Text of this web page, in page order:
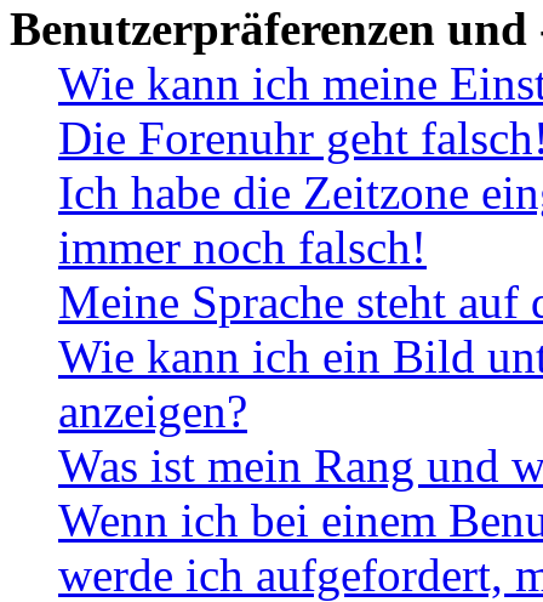
Benutzerpräferenzen und
Wie kann ich meine
Die Forenuhr geht
Ich habe die Zeitzone
immer noch falsch!
Meine Sprache steht
Wie kann ich ein Bild
anzeigen?
Was ist mein Rang und
Wenn ich bei einem
werde ich aufgefordert,